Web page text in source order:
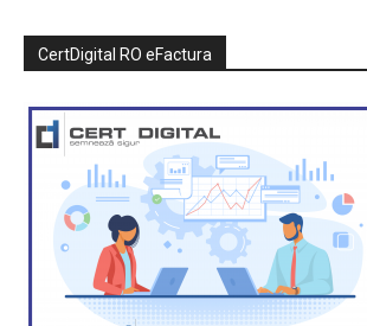
CertDigital RO eFactura